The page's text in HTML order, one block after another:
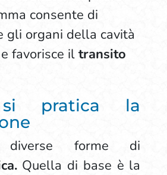
consente di
gli organi della cavità
favorisce il transito
si pratica la
forme di
Quella di base è la